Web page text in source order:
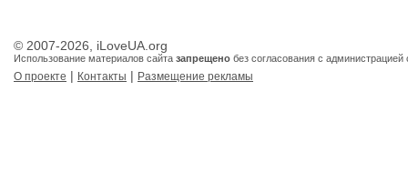
© 2007-2026, iLoveUA.org
Использование материалов сайта запрещено без согласования с администрацией
О проекте | Контакты | Размещение рекламы